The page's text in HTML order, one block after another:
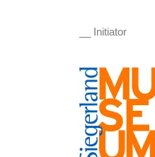
__ Initiator